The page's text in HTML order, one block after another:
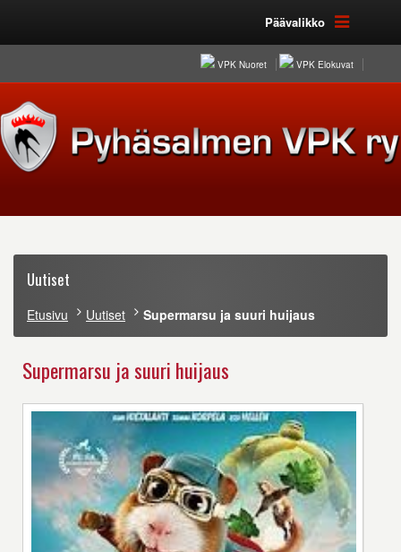
Päävalikko
VPK Nuoret VPK Elokuvat
Uutiset
Etusivu Uutiset Supermarsu ja suuri huijaus
Supermarsu ja suuri huijaus